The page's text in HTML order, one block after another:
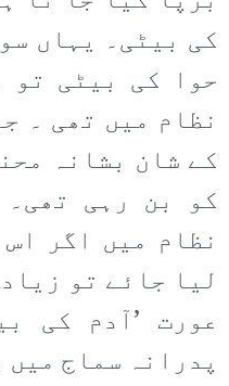
کی بیٹی۔ یہاں
حوا کی بیٹی تو
نظام میں تھی ۔
کے شان بشانہ
کو بن رہی
نظام میں اگر
لیا جائے تو
عورت ’آدم کی
پدرانہ سماج میں